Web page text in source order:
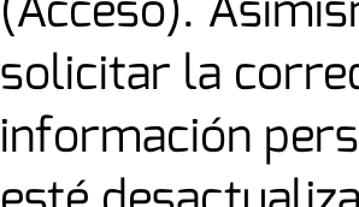
solicitar la
información